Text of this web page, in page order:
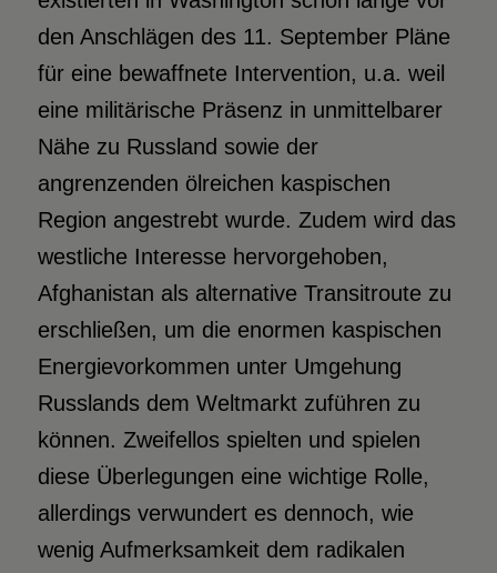
den Anschlägen des 11. September Pläne
für eine bewaffnete Intervention, u.a. weil
eine militärische Präsenz in unmittelbarer
Nähe zu Russland sowie der
angrenzenden ölreichen kaspischen
Region angestrebt wurde. Zudem wird das
westliche Interesse hervorgehoben,
Afghanistan als alternative Transitroute zu
erschließen, um die enormen kaspischen
Energievorkommen unter Umgehung
Russlands dem Weltmarkt zuführen zu
können. Zweifellos spielten und spielen
diese Überlegungen eine wichtige Rolle,
allerdings verwundert es dennoch, wie
wenig Aufmerksamkeit dem radikalen